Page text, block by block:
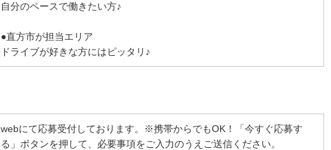
自分のペースで働きたい方♪
●直方市が担当エリア
ドライブが好きな方にはピッタリ♪
webにて応募受付しております。※携帯からでもOK！「今すぐ応募す
る」ボタンを押して、必要事項をご入力のうえご送信ください。